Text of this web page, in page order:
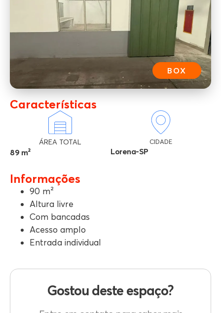
BOX
Características
ÁREA TOTAL
89 m²
CIDADE
Lorena-SP
Informações
90 m²
Altura livre
Com bancadas
Acesso amplo
Entrada individual
Gostou deste espaço?